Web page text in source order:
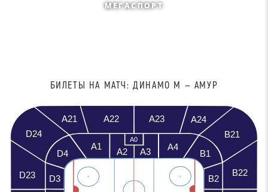
МЕГАСПОРТ
БИЛЕТЫ НА МАТЧ: ДИНАМО М — АМУР
A1
A2 A3
A4
B1
B2
D3
D4
A0
A21 A22 A23
A24
B21
B22
D23
D24